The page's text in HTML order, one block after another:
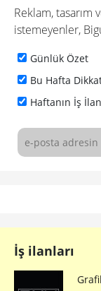
Reklam, tasarım
istemeyenler,
Günlük Özet
Bu Hafta
Haftanın İş
İş ilanları